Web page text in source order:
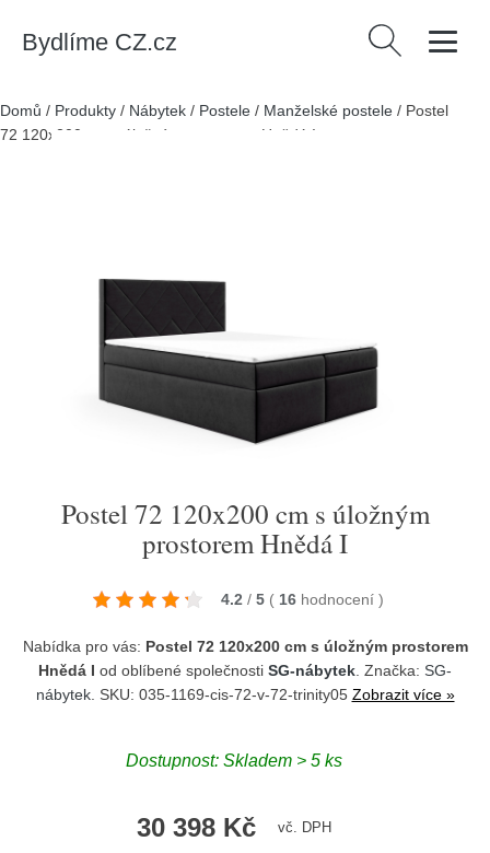
Bydlíme CZ.cz Vyhledávání
Domů / Produkty / Nábytek / Postele / Manželské postele / Postel
72 120x200 cm s úložným prostorem Hnědá I
Postel 72 120x200 cm s úložným
prostorem Hnědá I
4.2 / 5 ( 16 hodnocení )
Nabídka pro vás: Postel 72 120x200 cm s úložným prostorem
Hnědá I od oblíbené společnosti SG-nábytek . Značka: SG-
nábytek. SKU: 035-1169-cis-72-v-72-trinity05 Zobrazit více »
Dostupnost: Skladem > 5 ks
30 398 Kč vč. DPH